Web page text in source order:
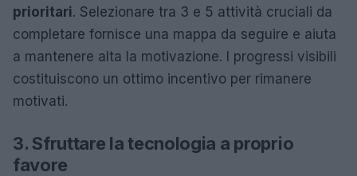
prioritari. Selezionare tra 3 e 5 attività cruciali da
completare fornisce una mappa da seguire e aiuta
a mantenere alta la motivazione. I progressi visibili
costituiscono un ottimo incentivo per rimanere
motivati.
3. Sfruttare la tecnologia a proprio
favore